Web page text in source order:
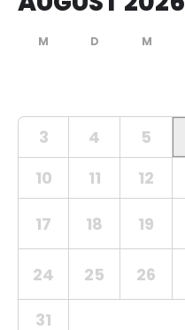
3 4 5
10
11 12
17 18 19
24 25 26
31